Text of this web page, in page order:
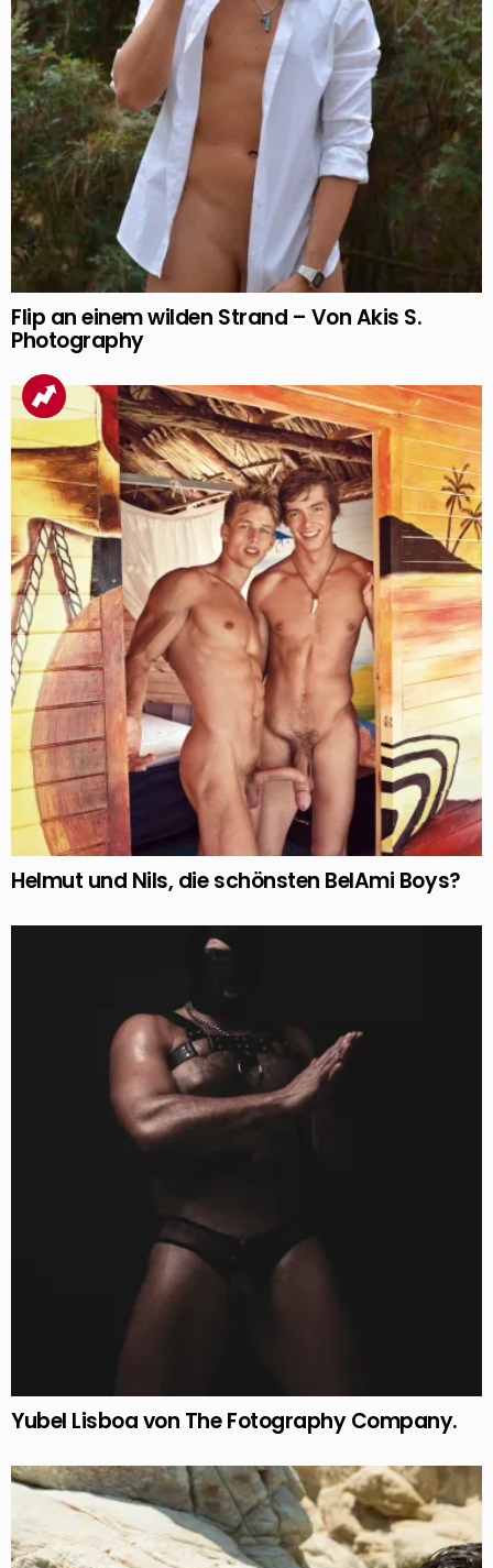
Flip an einem wilden Strand – Von Akis S.
Photography
Helmut und Nils, die schönsten BelAmi Boys?
Yubel Lisboa von The Fotography Company.